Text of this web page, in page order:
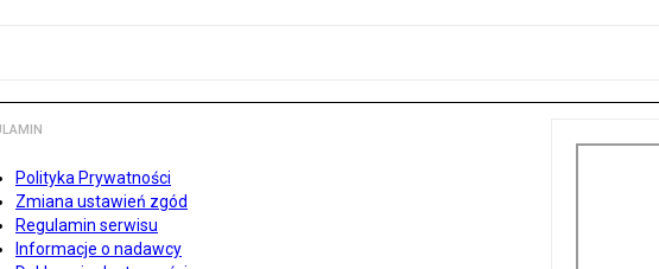
Polityka Prywatności
Zmiana ustawień zgód
Regulamin serwisu
Informacje o nadawcy